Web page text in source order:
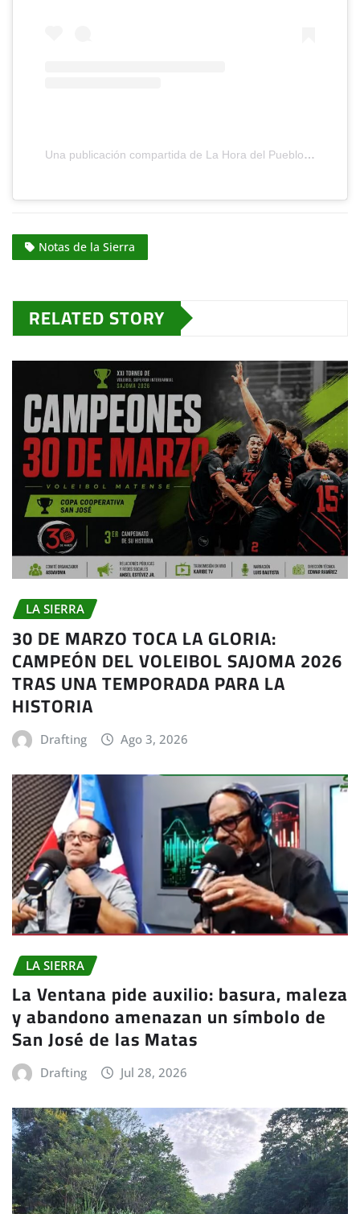
Una publicación compartida de La Hora del Pueblo Radio
Notas de la Sierra
RELATED STORY
LA SIERRA
30 DE MARZO TOCA LA GLORIA:
CAMPEÓN DEL VOLEIBOL SAJOMA 2026
TRAS UNA TEMPORADA PARA LA
HISTORIA
Drafting Ago 3, 2026
LA SIERRA
La Ventana pide auxilio: basura, maleza
y abandono amenazan un símbolo de
San José de las Matas
Drafting Jul 28, 2026